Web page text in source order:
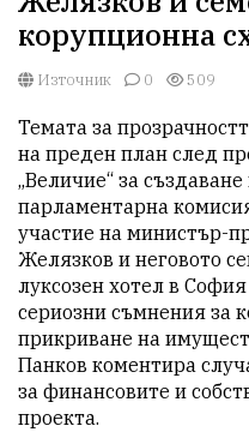
корупционна
Източник 0 509
Темата за
на преден план след
„Величие“ за
парламентарна
участие на министър-
Желязков и неговото
луксозен хотел в
сериозни съмнения за
прикриване на
Панков коментира
за финансовите и
проекта.